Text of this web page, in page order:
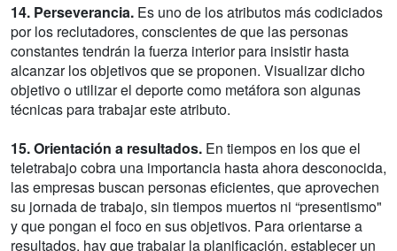
14. Perseverancia. Es uno de los atributos más codiciados
por los reclutadores, conscientes de que las personas
constantes tendrán la fuerza interior para insistir hasta
alcanzar los objetivos que se proponen. Visualizar dicho
objetivo o utilizar el deporte como metáfora son algunas
técnicas para trabajar este atributo.
15. Orientación a resultados. En tiempos en los que el
teletrabajo cobra una importancia hasta ahora desconocida,
las empresas buscan personas eficientes, que aprovechen
su jornada de trabajo, sin tiempos muertos ni “presentismo"
y que pongan el foco en sus objetivos. Para orientarse a
resultados, hay que trabajar la planificación, establecer un